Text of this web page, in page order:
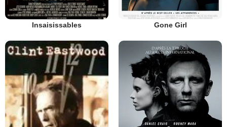
Insaisissables Gone Girl